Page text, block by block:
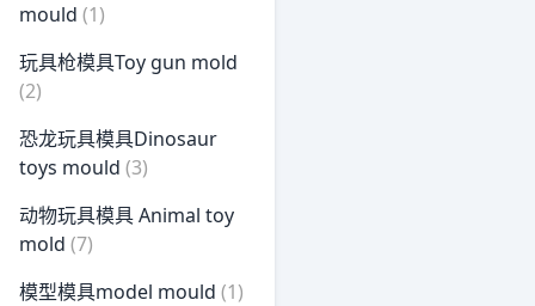
mould (1)
玩具枪模具Toy gun mold
(2)
恐龙玩具模具Dinosaur
toys mould (3)
动物玩具模具 Animal toy
mold (7)
模型模具model mould (1)